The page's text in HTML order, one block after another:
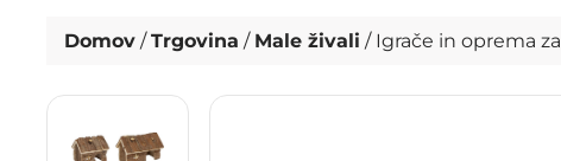
Domov /Trgovina / Male živali / Igrače in oprema